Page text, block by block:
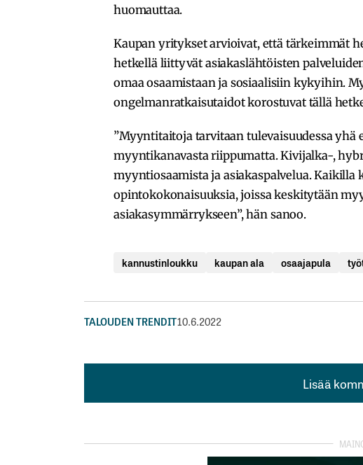
huomauttaa.
Kaupan yritykset arvioivat, että tärkeimmät
hetkellä liittyvät asiakaslähtöisten
omaa osaamistaan ja sosiaalisiin kykyihin.
ongelmanratkaisutaidot korostuvat tällä
”Myyntitaitoja tarvitaan tulevaisuudessa yhä
myyntikanavasta riippumatta. Kivijalka-,
myyntiosaamista ja asiakaspalvelua. Kaikilla
opintokokonaisuuksia, joissa keskitytään
asiakasymmärrykseen”, hän sanoo.
kannustinloukku kaupan ala osaajapula
TALOUDEN TRENDIT10.6.2022
Lisää
Lisää